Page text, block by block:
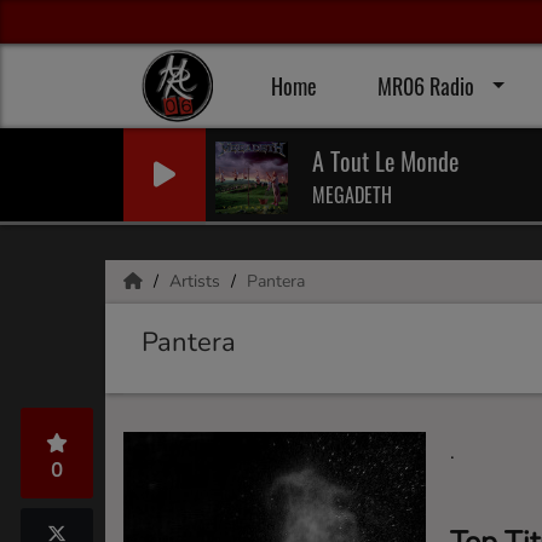
Home MR06 Radio
A Tout Le Monde
MEGADETH
Artists Pantera
Pantera
0
.